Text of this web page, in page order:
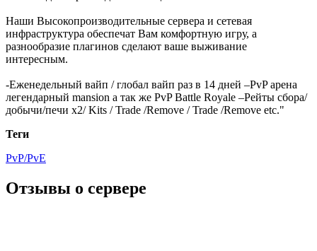
Наши Высокопроизводительные сервера и сетевая
инфраструктура обеспечат Вам комфортную игру, а
разнообразие плагинов сделают ваше выживание
интересным.
-Еженедельный вайп / глобал вайп раз в 14 дней –PvP арена
легендарный mansion а так же PvP Battle Royale –Рейты сбора/
добычи/печи х2/ Kits / Trade /Remove / Trade /Remove etc."
Теги
PvP/PvE
Отзывы о сервере